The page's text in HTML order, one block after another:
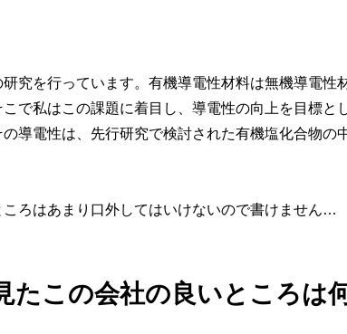
究を行っています。有機導電性材料は無機導電性
で私はこの課題に着目し、導電性の向上を目標と
導電性は、先行研究で検討された有機塩化合物の
ろはあまり口外してはいけないので書けません…
この会社の良いところは